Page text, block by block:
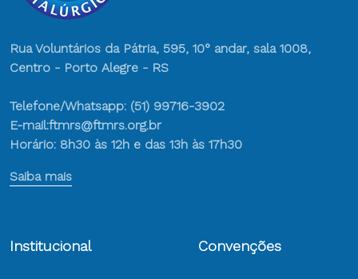
Rua Voluntários da Pátria, 595, 10° andar, sala 1008,
Centro - Porto Alegre - RS
Telefone/Whatsapp: (51) 99716-3902
E-mail:ftmrs@ftmrs.org.br
Horário: 8h30 às 12h e das 13h às 17h30
Saiba mais
Institucional Convenções